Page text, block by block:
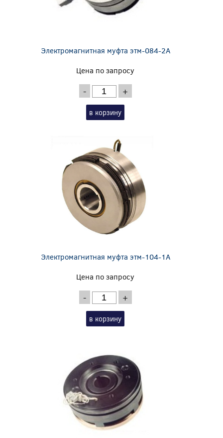
Электромагнитная муфта этм-084-2А
Цена по запросу
- +
в корзину
Электромагнитная муфта этм-104-1А
Цена по запросу
- +
в корзину